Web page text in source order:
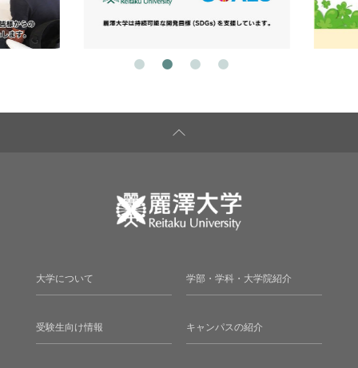
大学について 学部・学科・大学院紹介
受験生向け情報 キャンパスの紹介